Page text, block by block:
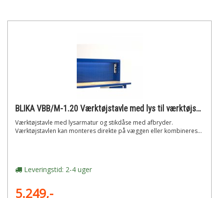
BLIKA VBB/M-1.20 Værktøjstavle med lys til værktøjsbord
Værktøjstavle med lysarmatur og stikdåse med afbryder.
Værktøjstavlen kan monteres direkte på væggen eller kombineres...
Leveringstid: 2-4 uger
5.249,-